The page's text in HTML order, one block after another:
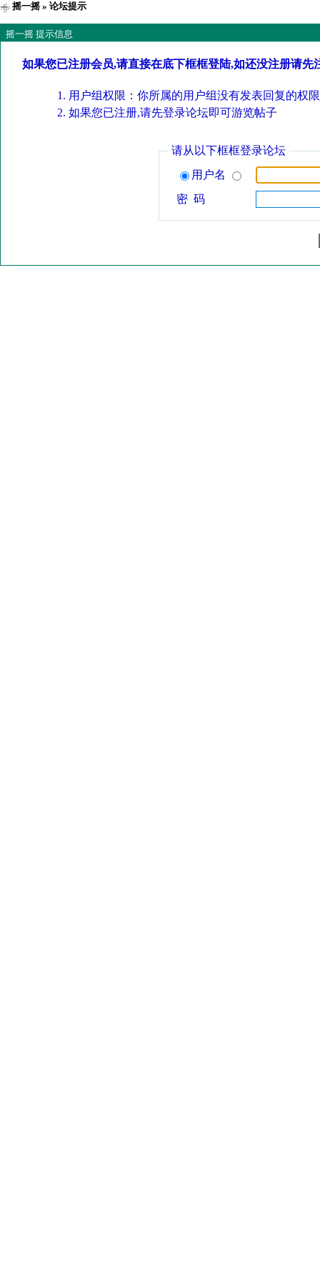
摇一摇» 论坛提示
摇一摇 提示信息
如果您已注册会员,请直接在底下框框登陆,如还没注册请先
用户组权限：你所属的用户组没有发表回复的权
如果您已注册,请先登录论坛即可游览帖子
请从以下框框登录论坛
用户名
密 码